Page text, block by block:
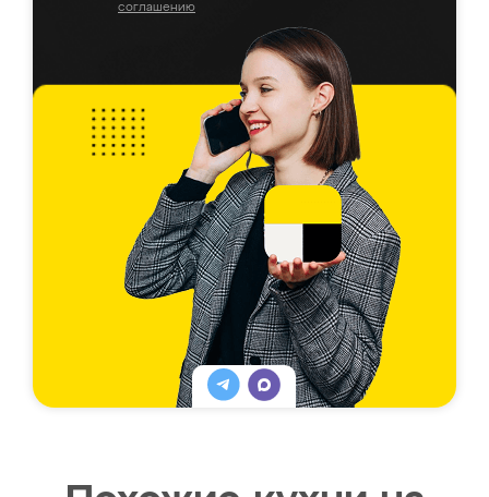
соглашению